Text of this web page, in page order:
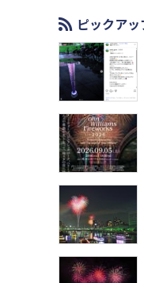
ピックアッ